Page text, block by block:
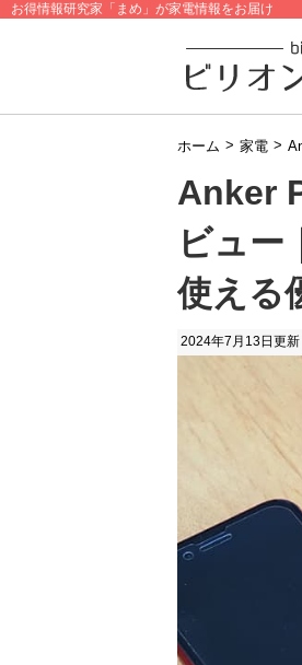
お得情報研究家「まめ」が家電情報をお届け
ホーム > 家電 >
Anker
ビュー
使える
2024年7月13日 更新